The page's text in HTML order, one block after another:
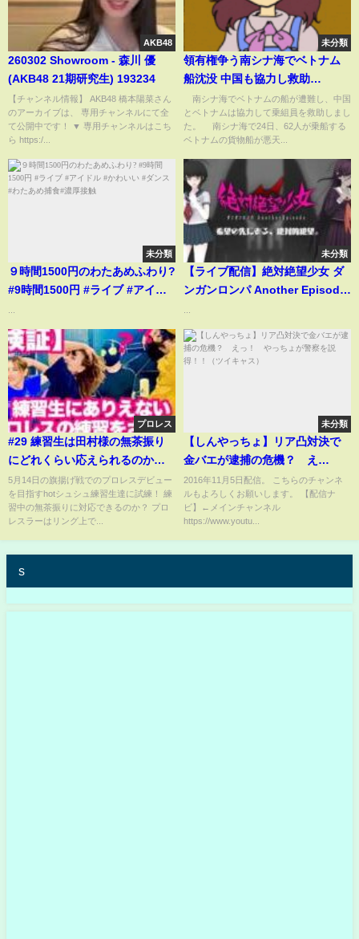
AKB48
260302 Showroom - 森川 優
(AKB48 21期研究生) 193234
【チャンネル情報】 AKB48 橋本陽菜さん
のアーカイブは、 専用チャンネルにて全
て公開中です！ ▼ 専用チャンネルはこち
ら https:/...
未分類
領有権争う南シナ海でベトナム
船沈没 中国も協力し救助
(ABEMA TIMES)
南シナ海でベトナムの船が遭難し、中国
とベトナムは協力して乗組員を救助しまし
た。 南シナ海で24日、62人が乗船する
ベトナムの貨物船が悪天...
未分類
９時間1500円のわたあめふわり?
#9時間1500円 #ライブ #アイド
未分類
【ライブ配信】絶対絶望少女 ダ
ンガンロンパ Another Episode
プロレス
#29 練習生は田村様の無茶振り
にどれくらい応えられるのか？#
プロレス #prowrestling #hotシ
ュシュ
5月14日の旗揚げ戦でのプロレスデビュー
を目指すhotシュシュ練習生達に試練！ 練
習中の無茶振りに対応できるのか？ プロ
レスラーはリング上で...
未分類
【しんやっちょ】リア凸対決で
金バエが逮捕の危機？ え
っ！ やっちょが警察を説
得！！（ツイキャス）
2016年11月5日配信。 こちらのチャンネ
ルもよろしくお願いします。 【配信ナ
ビ】←メインチャンネル
https://www.youtu...
s